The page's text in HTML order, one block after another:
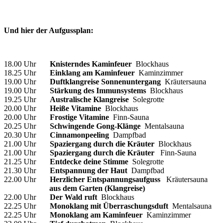
Und hier der Aufgussplan:
18.00 Uhr Knisterndes Kaminfeuer Blockhaus
18.25 UhrEinklang am Kaminfeuer Kaminzimmer
19.00 Uhr Duftklangreise Sonnenuntergang Kräutersauna
19.00 Uhr Stärkung des Immunsystems Blockhaus
19.25 UhrAustralische Klangreise Solegrotte
20.00 UhrHeiße Vitamine Blockhaus
20.00 UhrFrostige Vitamine Finn-Sauna
20.25 Uhr Schwingende Gong-Klänge Mentalsauna
20.30 UhrCinnamonpeeling Dampfbad
21.00 Uhr Spaziergang durch die Kräuter Blockhaus
21.00 Uhr Spaziergang durch die Kräuter Finn-Sauna
21.25 Uhr Entdecke deine Stimme Solegrotte
21.30 Uhr Entspannung der Haut Dampfbad
22.00 Uhr Herzlicher Entspannungsaufguss Kräutersauna
aus dem Garten (Klangreise)
22.00 Uhr Der Wald ruft Blockhaus
22.25 Uhr Monoklang mit Überraschungsduft Mentalsauna
22.25 Uhr Monoklang am Kaminfeuer Kaminzimmer